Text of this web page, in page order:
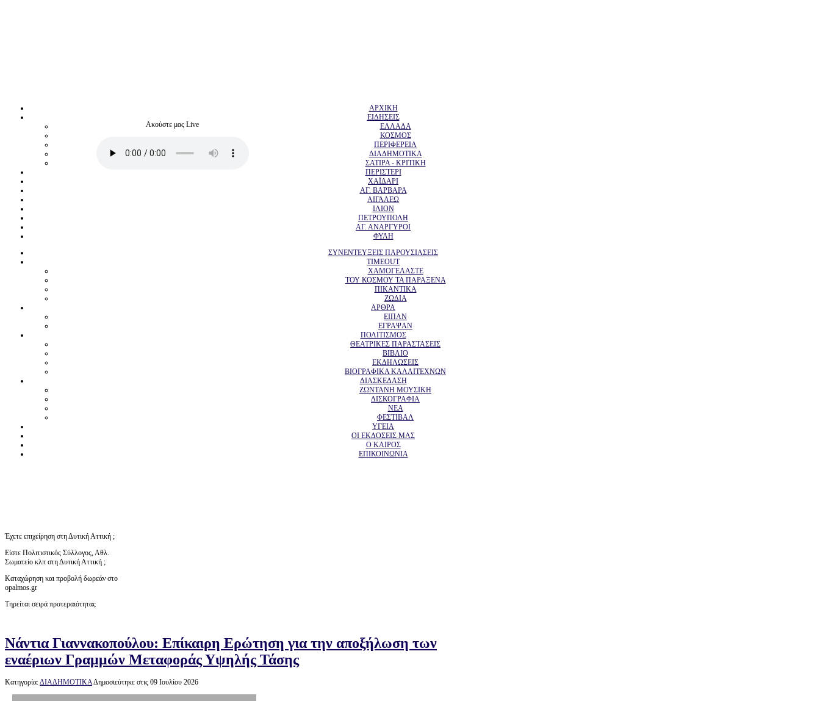
Ακούστε μας Live
ΑΡΧΙΚΗ
ΕΙΔΗΣΕΙΣ
ΕΛΛΑΔΑ
ΚΟΣΜΟΣ
ΠΕΡΙΦΕΡΕΙΑ
ΔΙΑΔΗΜΟΤΙΚΑ
ΣΑΤΙΡΑ - ΚΡΙΤΙΚΗ
ΠΕΡΙΣΤΕΡΙ
ΧΑΪΔΑΡΙ
ΑΓ. ΒΑΡΒΑΡΑ
ΑΙΓΑΛΕΩ
ΙΛΙΟΝ
ΠΕΤΡΟΥΠΟΛΗ
ΑΓ. ΑΝΑΡΓΥΡΟΙ
ΦΥΛΗ
ΣΥΝΕΝΤΕΥΞΕΙΣ ΠΑΡΟΥΣΙΑΣΕΙΣ
TIMEOUT
ΧΑΜΟΓΕΛΑΣΤΕ
ΤΟΥ ΚΟΣΜΟΥ ΤΑ ΠΑΡΑΞΕΝΑ
ΠΙΚΑΝΤΙΚΑ
ΖΩΔΙΑ
ΑΡΘΡΑ
ΕΙΠΑΝ
ΕΓΡΑΨΑΝ
ΠΟΛΙΤΙΣΜΟΣ
ΘΕΑΤΡΙΚΕΣ ΠΑΡΑΣΤΑΣΕΙΣ
ΒΙΒΛΙΟ
ΕΚΔΗΛΩΣΕΙΣ
ΒΙΟΓΡΑΦΙΚΑ ΚΑΛΛΙΤΕΧΝΩΝ
ΔΙΑΣΚΕΔΑΣΗ
ΖΩΝΤΑΝΗ ΜΟΥΣΙΚΗ
ΔΙΣΚΟΓΡΑΦΙΑ
ΝΕΑ
ΦΕΣΤΙΒΑΛ
ΥΓΕΙΑ
ΟΙ ΕΚΔΟΣΕΙΣ ΜΑΣ
Ο ΚΑΙΡΟΣ
ΕΠΙΚΟΙΝΩΝΙΑ
Έχετε επιχείρηση στη Δυτική Αττική ;
Είστε Πολιτιστικός Σύλλογος, Αθλ.
Σωματείο κλπ στη Δυτική Αττική ;
Καταχώρηση και προβολή δωρεάν στο
opalmos.gr
Τηρείται σειρά προτεραιότητας
Νάντια Γιαννακοπούλου: Επίκαιρη Ερώτηση για την αποξήλωση των
εναέριων Γραμμών Μεταφοράς Υψηλής Τάσης
Κατηγορία:ΔΙΑΔΗΜΟΤΙΚΑΔημοσιεύτηκε στις 09 Ιουλίου 2026